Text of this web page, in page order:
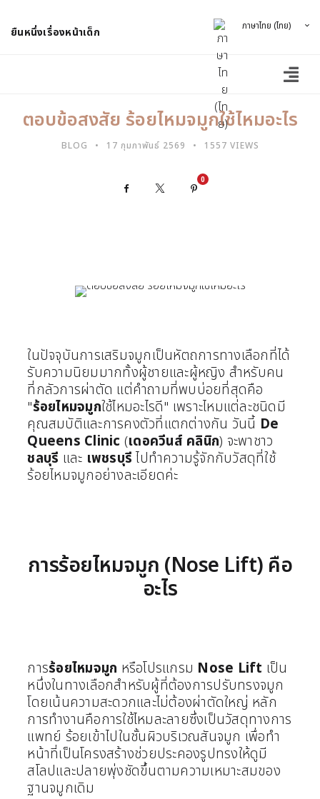
ยืนหนึ่งเรื่องหน้าเด็ก ภาษาไทย (ไทย)
ตอบข้อสงสัย ร้อยไหมจมูกใช้ไหมอะไร
17 กุมภาพันธ์ 2569
BLOG 1557 VIEWS
Facebook
0
ในปัจจุบันการเสริมจมูกเป็นหัตถการทางเลือกที่ได้
รับความนิยมมากทั้งผู้ชายและผู้หญิง สำหรับคน
ที่กลัวการผ่าตัด แต่คำถามที่พบบ่อยที่สุดคือ
"ร้อยไหมจมูกใช้ไหมอะไรดี" เพราะไหมแต่ละชนิดมี
คุณสมบัติและการคงตัวที่แตกต่างกัน วันนี้ De
Queens Clinic (เดอควีนส์ คลินิก) จะพาชาว
ชลบุรี และ เพชรบุรี ไปทำความรู้จักกับวัสดุที่ใช้
ร้อยไหมจมูกอย่างละเอียดค่ะ
การร้อยไหมจมูก (Nose Lift) คือ
อะไร
การร้อยไหมจมูก หรือโปรแกรม Nose Lift เป็น
หนึ่งในทางเลือกสำหรับผู้ที่ต้องการปรับทรงจมูก
โดยเน้นความสะดวกและไม่ต้องผ่าตัดใหญ่ หลัก
การทำงานคือการใช้ไหมละลายซึ่งเป็นวัสดุทางการ
แพทย์ ร้อยเข้าไปในชั้นผิวบริเวณสันจมูก เพื่อทำ
หน้าที่เป็นโครงสร้างช่วยประคองรูปทรงให้ดูมี
สโลปและปลายพุ่งชัดขึ้นตามความเหมาะสมของ
ฐานจมูกเดิม